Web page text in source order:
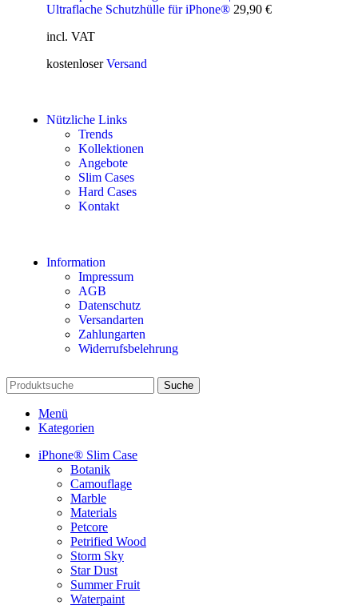
Ultraflache Schutzhülle für iPhone® 29,90 €
incl. VAT
kostenloserVersand
Nützliche Links
Trends
Kollektionen
Angebote
Slim Cases
Hard Cases
Kontakt
Information
Impressum
AGB
Datenschutz
Versandarten
Zahlungarten
Widerrufsbelehrung
Suche
Menü
Kategorien
iPhone® Slim Case
Botanik
Camouflage
Marble
Materials
Petcore
Petrified Wood
Storm Sky
Star Dust
Summer Fruit
Waterpaint